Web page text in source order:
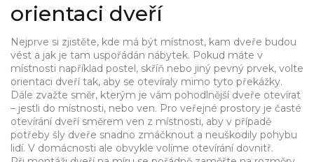
orientaci dveří
Nejprve si zjistěte, kde má být místnost, kam dveře budou
vést a jak je tam uspořádán nábytek. Pokud máte v
místnosti například postel, skříň nebo jiný pevný prvek, volte
orientaci dveří tak, aby se otevíraly mimo tyto překážky.
Dále zvažte směr, kterým je vám pohodlnější dveře otevírat
– jestli do místnosti, nebo ven. Pro veřejné prostory je časté
otevírání dveří směrem ven z místnosti, aby v případě
potřeby šly dveře snadno zmáčknout a neuškodily pohybu
lidí. V domácnosti ale obvykle volíme otevírání dovnitř.